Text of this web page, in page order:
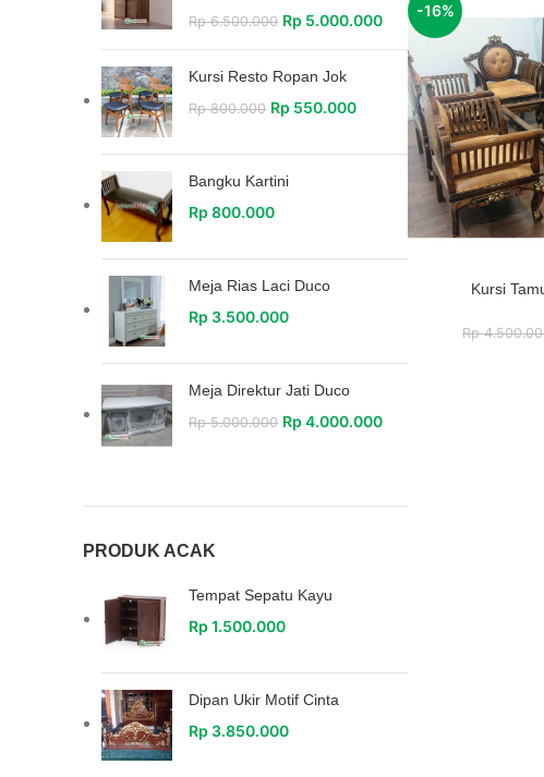
Rp6.500.000 Rp 5.000.000
Kursi Resto Ropan Jok
Rp800.000 Rp 550.000
Bangku Kartini
Rp 800.000
Meja Rias Laci Duco
Rp 3.500.000
Meja Direktur Jati Duco
Rp5.000.000 Rp 4.000.000
PRODUK ACAK
Tempat Sepatu Kayu
Rp 1.500.000
Dipan Ukir Motif Cinta
Rp 3.850.000
-16%
Kursi
Rp